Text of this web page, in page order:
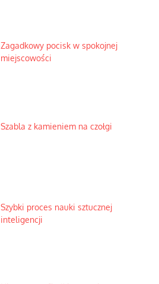
Zagadkowy pocisk w spokojnej
miejscowości
Szabla z kamieniem na czołgi
Szybki proces nauki sztucznej
inteligencji